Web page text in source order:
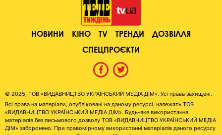
НОВИНИ КІНО TV ТРЕНДИ
ДОЗВІЛЛЯ
СПЕЦПРОЄКТИ
© 2025, ТОВ «ВИДАВНИЦТВО УКРАЇНСЬКИЙ МЕДІА ДІМ». Усі права захищені.
Всі права на матеріали, опубліковані на даному ресурсі, належать ТОВ
«ВИДАВНИЦТВО УКРАЇНСЬКИЙ МЕДІА ДІМ». Будь-яке використання
матеріалів без письмового дозволу ТОВ «ВИДАВНИЦТВО УКРАЇНСЬКИЙ МЕДІА
ДІМ» заборонено. При правомірному використанні матеріалів даного ресурсу